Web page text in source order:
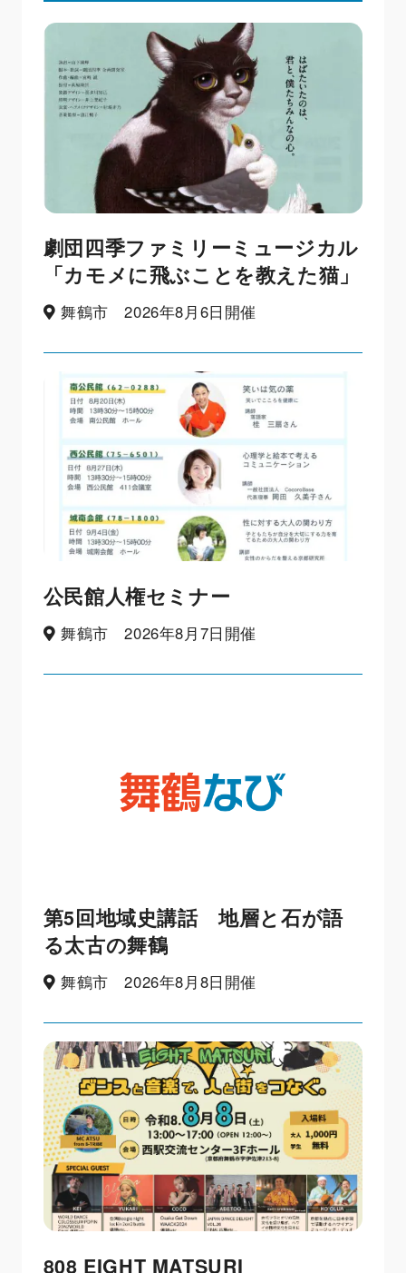
劇団四季ファミリーミュージカル
「カモメに飛ぶことを教えた猫」
舞鶴市 2026年8月6日開催
公民館人権セミナー
舞鶴市 2026年8月7日開催
第5回地域史講話 地層と石が語
る太古の舞鶴
舞鶴市 2026年8月8日開催
808 EIGHT MATSURI